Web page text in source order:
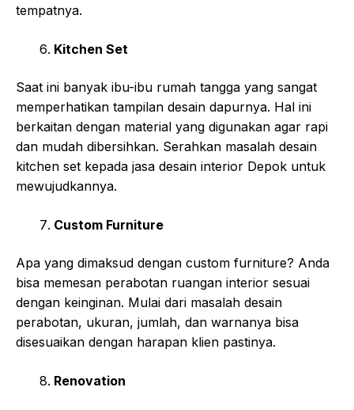
tempatnya.
Kitchen Set
Saat ini banyak ibu-ibu rumah tangga yang sangat
memperhatikan tampilan desain dapurnya. Hal ini
berkaitan dengan material yang digunakan agar rapi
dan mudah dibersihkan. Serahkan masalah desain
kitchen set kepada jasa desain interior Depok untuk
mewujudkannya.
Custom Furniture
Apa yang dimaksud dengan custom furniture? Anda
bisa memesan perabotan ruangan interior sesuai
dengan keinginan. Mulai dari masalah desain
perabotan, ukuran, jumlah, dan warnanya bisa
disesuaikan dengan harapan klien pastinya.
Renovation